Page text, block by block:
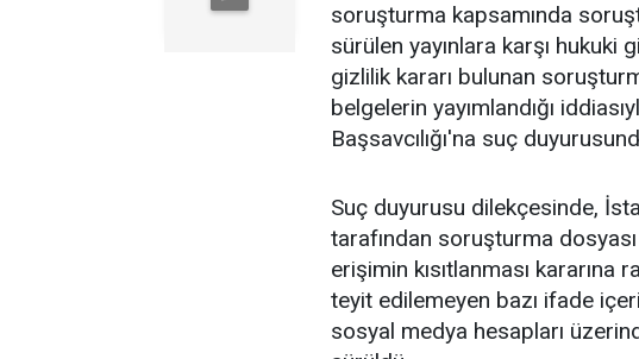
soruşturma kapsamında
sürülen yayınlara karşı hukuki
gizlilik kararı bulunan
belgelerin yayımlandığı
Başsavcılığı'na suç
Suç duyurusu dilekçesinde,
tarafından soruşturma
erişimin kısıtlanması
teyit edilemeyen bazı ifade
sosyal medya hesapları